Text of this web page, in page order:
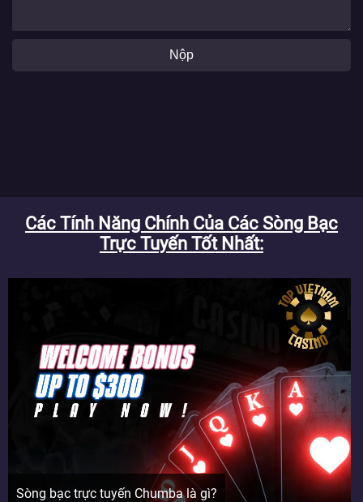
Các Tính Năng Chính Của Các Sòng Bạc
Trực Tuyến Tốt Nhất
Sòng bạc trực tuyến Chumba là gì?
Nộp